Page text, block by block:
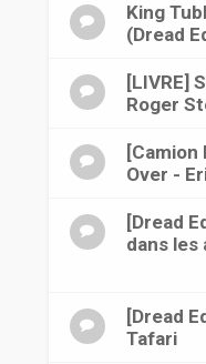
King
(Dread
[LIVRE]
Roger
[Camion
Over -
[Dread
dans les
[Dread
Tafari